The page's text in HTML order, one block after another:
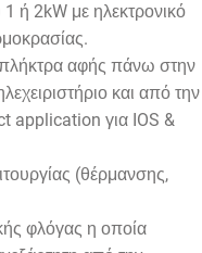
1 ή 2kW με ηλεκτρονικό
πλήκτρα αφής πάνω στην
και από την
application για IOS &
(θέρμανσης,
φλόγας η οποία